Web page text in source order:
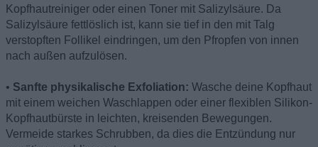
Kopfhautreiniger oder einen Toner mit Salizylsäure. Da
Salizylsäure fettlöslich ist, kann sie tief in den mit Talg
verstopften Follikel eindringen, um den Pfropfen von innen
nach außen aufzulösen.
• Sanfte physikalische Exfoliation: Wasche deine Kopfhaut
mit einem weichen Waschlappen oder einer flexiblen Silikon-
Kopfhautbürste in leichten, kreisenden Bewegungen.
Vermeide starkes Schrubben, da dies die Entzündung nur